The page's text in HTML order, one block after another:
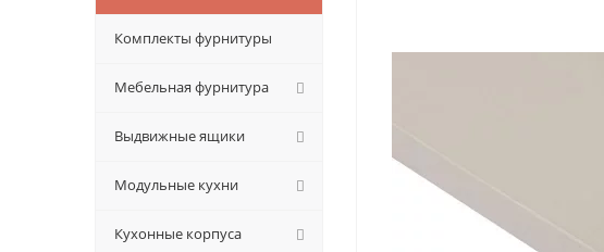
Комплекты фурнитуры
Мебельная фурнитура
Выдвижные ящики
Модульные кухни
Кухонные корпуса